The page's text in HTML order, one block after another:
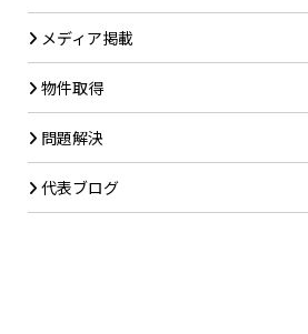
メディア掲載
物件取得
問題解決
代表ブログ